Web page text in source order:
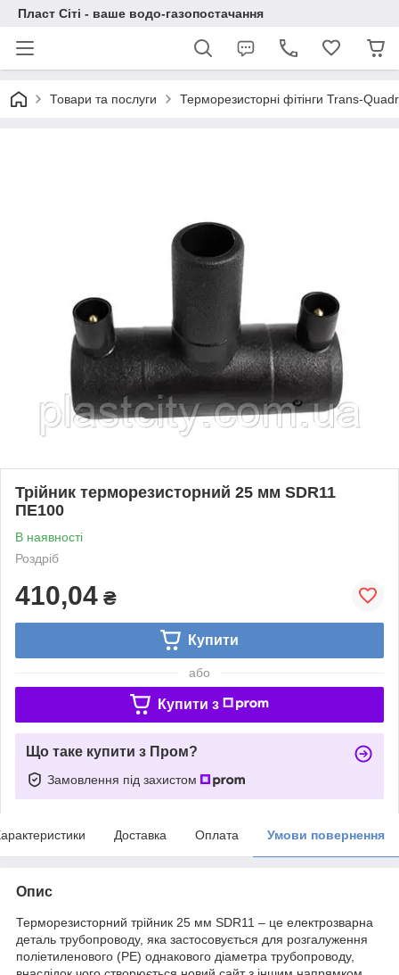
Пласт Сіті - ваше водо-газопостачання
Товари та послуги Терморезисторні фітінги Trans-
Трійник терморезисторний 25 мм SDR11
ПЕ100
В наявності
Роздріб
410,04 ₴
Купити
або
Купити з
Що таке купити з Пром?
Замовлення під захистом
Доставка Оплата Умови повернення
Опис
Терморезисторний трійник 25 мм SDR11 – це електрозварна
деталь трубопроводу, яка застосовується для розгалуження
поліетиленового (PE) однакового діаметра трубопроводу,